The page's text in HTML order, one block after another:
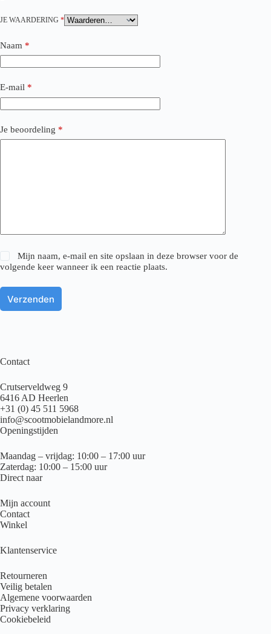
JE WAARDERING *
Naam *
E-mail *
Je beoordeling *
Mijn naam, e-mail en site opslaan in deze browser voor de
volgende keer wanneer ik een reactie plaats.
Verzenden
Contact
Crutserveldweg 9
6416 AD Heerlen
+31 (0) 45 511 5968
info@scootmobielandmore.nl
Openingstijden
Maandag – vrijdag: 10:00 – 17:00 uur
Zaterdag: 10:00 – 15:00 uur
Direct naar
Mijn account
Contact
Winkel
Klantenservice
Retourneren
Veilig betalen
Algemene voorwaarden
Privacy verklaring
Cookiebeleid